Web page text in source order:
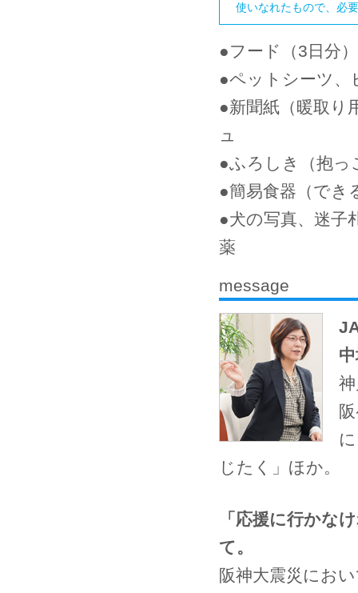
使いなれたもので、必
●フード（3日分
●ペットシーツ、
●新聞紙（暖取り
ュ
●ふろしき（抱っ
●簡易食器（でき
●犬の写真、迷子
薬
message
じたく」ほか。
「応援に行かな
て。
阪神大震災にお